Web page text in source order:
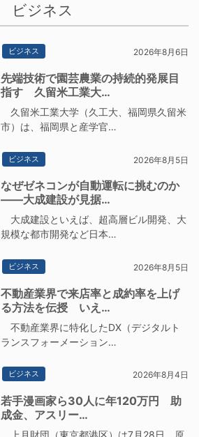
ビジネス
ビジネス 2026年8月6日
先端技術で園芸農業の持続的発展目
指す 久留米工業大…
久留米工業大学（久工大、福岡県久留米
市）は、福岡県と産学官…
ビジネス 2026年8月5日
なぜゼネコンが自動運転に挑むのか
――大成建設が見据…
大成建設といえば、超高層ビル開発、大
規模な都市開発など日本…
ビジネス 2026年8月5日
不動産業界で来店率と成約率を上げ
る方法を伝授 いえ…
不動産業界に特化したDX（デジタルト
ランスフォーメーション…
ビジネス 2026年8月4日
若手漫画家ら30人に年120万円 助
成金、アスリー…
上月財団（東京都港区）は7月28日、原